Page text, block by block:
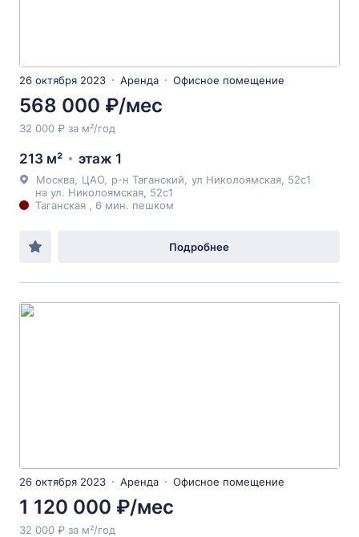
26 октября 2023 Аренда Офисное помещение
568 000 ₽/мес
32 000 ₽ за м²/год
213 м² этаж 1
Москва ЦАО р-н Таганский ул Николоямская , 52с1
на ул. Николоямская, 52с1
Таганская , 6 мин. пешком
Подробнее
26 октября 2023 Аренда Офисное помещение
1 120 000 ₽/мес
32 000 ₽ за м²/год